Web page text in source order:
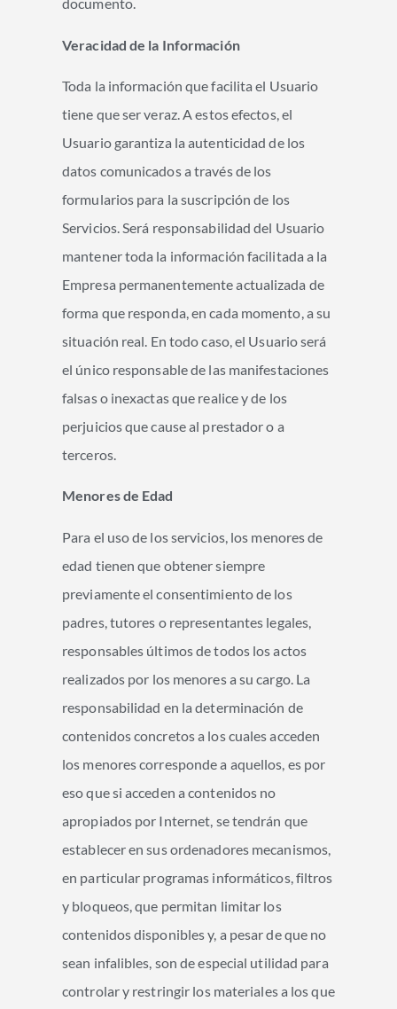
Veracidad de la Información
Toda la información que facilita el Usuario
tiene que ser veraz. A estos efectos, el
Usuario garantiza la autenticidad de los
datos comunicados a través de los
formularios para la suscripción de los
Servicios. Será responsabilidad del Usuario
mantener toda la información facilitada a la
Empresa permanentemente actualizada de
forma que responda, en cada momento, a su
situación real. En todo caso, el Usuario será
el único responsable de las manifestaciones
falsas o inexactas que realice y de los
perjuicios que cause al prestador o a
terceros.
Menores de Edad
Para el uso de los servicios, los menores de
edad tienen que obtener siempre
previamente el consentimiento de los
padres, tutores o representantes legales,
responsables últimos de todos los actos
realizados por los menores a su cargo. La
responsabilidad en la determinación de
contenidos concretos a los cuales acceden
los menores corresponde a aquellos, es por
eso que si acceden a contenidos no
apropiados por Internet, se tendrán que
establecer en sus ordenadores mecanismos,
en particular programas informáticos, filtros
y bloqueos, que permitan limitar los
contenidos disponibles y, a pesar de que no
sean infalibles, son de especial utilidad para
controlar y restringir los materiales a los que